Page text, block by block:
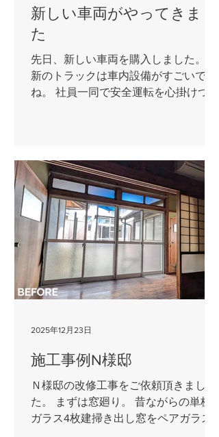
新しい車両がやってきまし
た
先日、新しい車両を購入しました。 最
新のトラックは車内設備がすごいです
ね。 社員一同で安全運転を心掛けつ
施工事例N様邸
Ｎ様邸の改修工事をご依頼頂きまし
た。 まずは窓廻り。 昔ながらの単板
ガラス4枚建掃き出し窓をペアガラス2
2025年12月23日